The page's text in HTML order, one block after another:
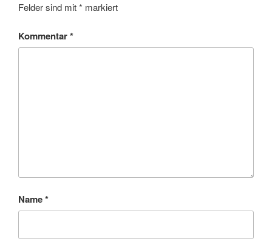
Felder sind mit* markiert
Kommentar*
Name*